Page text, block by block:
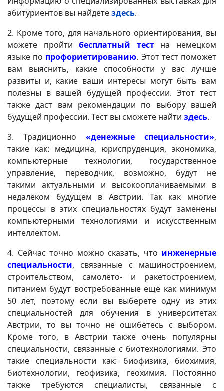
абитуриентов вы найдётездесь.
2. Кроме того, для начального ориентирования, вы
можете пройтибесплатный тестна немецком
языке по профориетированию. Этот тест поможет
вам выяснить, какие способности у вас лучше
развиты и, какие ваши интересы могут быть вам
полезны в вашей будущей профессии. Этот тест
также даст вам рекомендации по выбору вашей
будущей профессии. Тест вы сможете найти здесь.
3. Традиционно «денежные специальности»,
такие как: медицина, юриспруденция, экономика,
компьютерные технологии, государственное
управление, переводчик, возможно, будут не
такими актуальными и высокооплачиваемыми в
недалёком будущем в Австрии. Так как многие
процессы в этих специальностях будут заменены
компьютерными технологиями и искусственным
интеллектом.
4. Сейчас точно можно сказать, что инженерные
специальности, связанные с машиностроением,
строительством, самолёто- и ракетостроением,
питанием будут востребованные ещё как минимум
50 лет, поэтому если вы выберете одну из этих
специальностей для обучения в университетах
Австрии, то вы точно не ошибётесь с выбором.
Кроме того, в Австрии также очень популярны
специальности, связанные с биотехнологиями. Это
такие специальности как: биофизика, биохимия,
биотехнологии, геофизика, геохимия. Постоянно
также требуются специалисты, связанные с